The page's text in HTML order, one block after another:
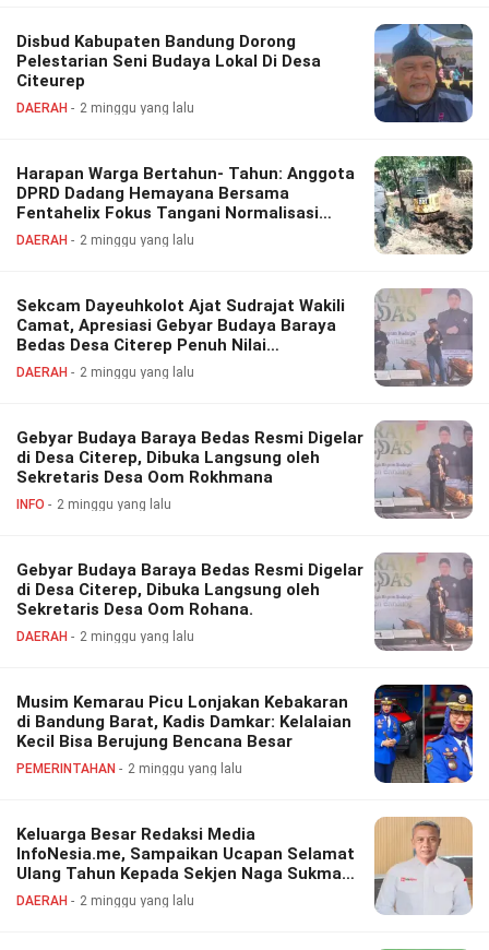
Disbud Kabupaten Bandung Dorong
Pelestarian Seni Budaya Lokal Di Desa
Citeurep
DAERAH 2 minggu yang lalu
Harapan Warga Bertahun- Tahun: Anggota
DPRD Dadang Hemayana Bersama
Fentahelix Fokus Tangani Normalisasi
Aliran Sungai Cibanjaran
DAERAH 2 minggu yang lalu
Sekcam Dayeuhkolot Ajat Sudrajat Wakili
Camat, Apresiasi Gebyar Budaya Baraya
Bedas Desa Citerep Penuh Nilai
Kehikmatan
DAERAH 2 minggu yang lalu
Gebyar Budaya Baraya Bedas Resmi Digelar
di Desa Citerep, Dibuka Langsung oleh
Sekretaris Desa Oom Rokhmana
INFO 2 minggu yang lalu
Gebyar Budaya Baraya Bedas Resmi Digelar
di Desa Citerep, Dibuka Langsung oleh
Sekretaris Desa Oom Rohana.
DAERAH 2 minggu yang lalu
Musim Kemarau Picu Lonjakan Kebakaran
di Bandung Barat, Kadis Damkar: Kelalaian
Kecil Bisa Berujung Bencana Besar
PEMERINTAHAN 2 minggu yang lalu
Keluarga Besar Redaksi Media
InfoNesia.me, Sampaikan Ucapan Selamat
Ulang Tahun Kepada Sekjen Naga Sukma
Adam Djabang Kusumah
DAERAH 2 minggu yang lalu